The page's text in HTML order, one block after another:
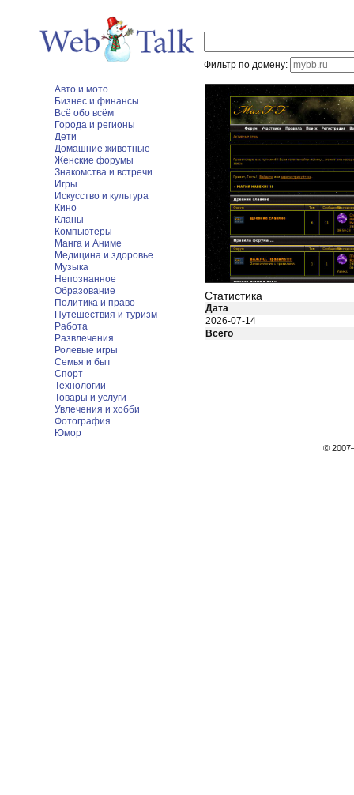
Фильтр по домену:
Авто и мото
Бизнес и финансы
Всё обо всём
Города и регионы
Дети
Домашние животные
Женские форумы
Знакомства и встречи
Игры
Искусство и культура
Кино
Кланы
Компьютеры
Манга и Аниме
Медицина и здоровье
Музыка
Непознанное
Образование
Политика и право
Путешествия и туризм
Работа
Развлечения
Ролевые игры
Семья и быт
Спорт
Технологии
Товары и услуги
Увлечения и хобби
Фотография
Юмор
Статистика
Дата
2026-07-14
Всего
©